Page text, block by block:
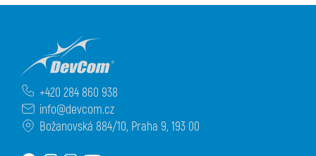
+420 284 860 938
info@devcom.cz
Božanovská 884/10, Praha 9, 193 00